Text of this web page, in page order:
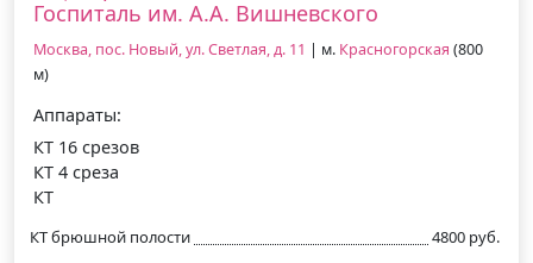
Госпиталь им. А.А. Вишневского
Москва, пос. Новый, ул. Светлая, д. 11 | м. Красногорская (800
м)
Аппараты:
КТ 16 срезов
КТ 4 среза
КТ
КТ брюшной полости 4800 руб.